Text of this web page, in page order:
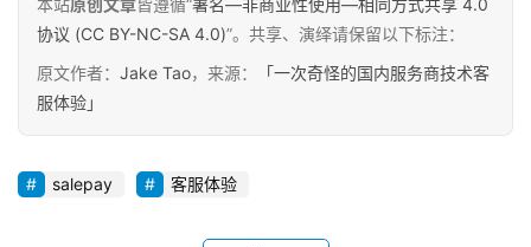
留
言
本站原创文章皆遵循“署名—非商业性使用—相同方式共享 4.0
协议 (CC BY-NC-SA 4.0)”。共享、演绎请保留以下标注：
原文作者： Jake Tao，来源：
「一次奇怪的国内服务商技术客
服体验」
salepay 客服体验